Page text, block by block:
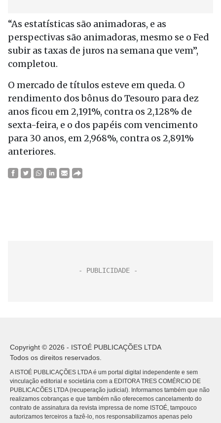
“As estatísticas são animadoras, e as
perspectivas são animadoras, mesmo se o Fed
subir as taxas de juros na semana que vem”,
completou.
O mercado de títulos esteve em queda. O
rendimento dos bônus do Tesouro para dez
anos ficou em 2,191%, contra os 2,128% de
sexta-feira, e o dos papéis com vencimento
para 30 anos, em 2,968%, contra os 2,891%
anteriores.
Copyright © 2026 - ISTOÉ PUBLICAÇÕES LTDA
Todos os direitos reservados.
A ISTOÉ PUBLICAÇÕES LTDA é um portal digital independente e sem
vinculação editorial e societária com a EDITORA TRES COMÉRCIO DE
PUBLICACÕES LTDA (recuperação judicial). Informamos também que não
realizamos cobranças e que também não oferecemos cancelamento do
contrato de assinatura da revista impressa de nome ISTOÉ, tampouco
autorizamos terceiros a fazê-lo, nos responsabilizamos apenas pelo